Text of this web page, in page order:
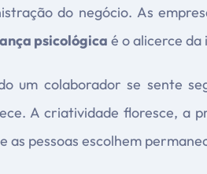
do negócio. As
psicológica é o alicerce da
um colaborador se sente
A criatividade floresce, a
as pessoas escolhem